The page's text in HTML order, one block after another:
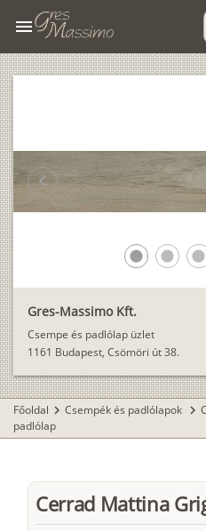
menu
Gres-Massimo Kft.
Csempe és padlólap üzlet
1161 Budapest, Csömöri út 38.
lens lens lens
chevron_left
Főoldal chevron_right Csempék és padlólapok chevron_right
padlólap
Cerrad Mattina